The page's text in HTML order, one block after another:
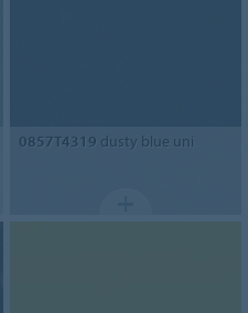
0857T4319 dusty blue uni